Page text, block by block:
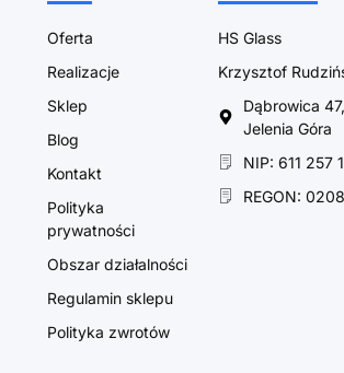
Oferta
Realizacje
Sklep
Blog
Kontakt
Polityka
prywatności
Obszar działalności
Regulamin sklepu
Polityka zwrotów
HS Glass
Krzysztof
Dąbrowica
Jelenia Góra
NIP: 611 257
REGON: